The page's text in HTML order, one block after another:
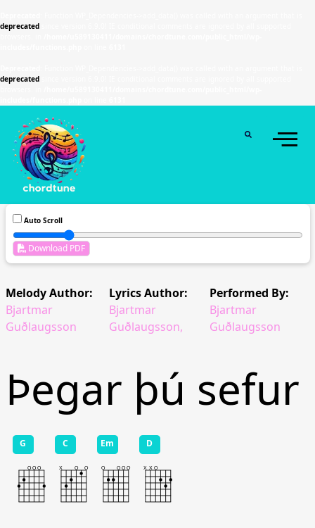
deprecated
deprecated
Auto Scroll
Download PDF
Melody Author:
Bjartmar
Guðlaugsson
Lyrics Author:
Bjartmar
Guðlaugsson,
Performed By:
Bjartmar
Guðlaugsson
Þegar þú sefur
G C Em D